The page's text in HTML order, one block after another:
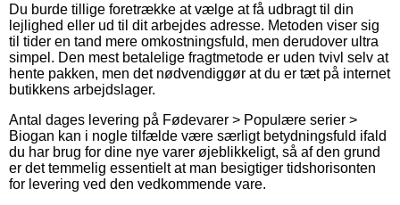
Du burde tillige foretrække at vælge at få udbragt til din
lejlighed eller ud til dit arbejdes adresse. Metoden viser sig
til tider en tand mere omkostningsfuld, men derudover ultra
simpel. Den mest betalelige fragtmetode er uden tvivl selv at
hente pakken, men det nødvendiggør at du er tæt på internet
butikkens arbejdslager.
Antal dages levering på Fødevarer > Populære serier >
Biogan kan i nogle tilfælde være særligt betydningsfuld ifald
du har brug for dine nye varer øjeblikkeligt, så af den grund
er det temmelig essentielt at man besigtiger tidshorisonten
for levering ved den vedkommende vare.